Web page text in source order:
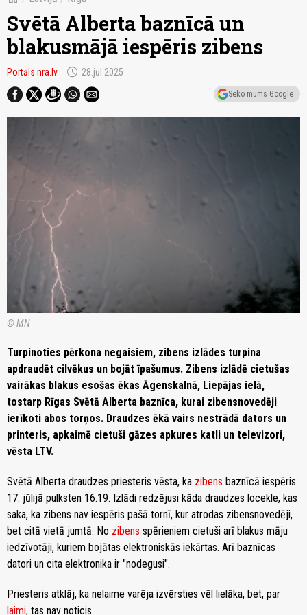
Svētā Alberta baznīcā un
blakusmājā iespēris zibens
Portāls nra.lv schedule 28.jūl 2025
Seko mums Google
© MN
Turpinoties pērkona negaisiem, zibens izlādes turpina
apdraudēt cilvēkus un bojāt īpašumus. Zibens izlādē cietušas
vairākas blakus esošas ēkas Āgenskalnā, Liepājas ielā,
tostarp Rīgas Svētā Alberta baznīca, kurai zibensnovedēji
ierīkoti abos torņos. Draudzes ēkā vairs nestrādā dators un
printeris, apkaimē cietuši gāzes apkures katli un televizori,
vēsta LTV.
Svētā Alberta draudzes priesteris vēsta, ka zibens baznīcā iespēris
17. jūlijā pulksten 16.19. Izlādi redzējusi kāda draudzes locekle, kas
saka, ka zibens nav iespēris pašā tornī, kur atrodas zibensnovedēji,
bet citā vietā jumtā. No zibens spērieniem cietuši arī blakus māju
iedzīvotāji, kuriem bojātas elektroniskās iekārtas. Arī baznīcas
datori un cita elektronika ir "nodegusi".
Priesteris atklāj, ka nelaime varēja izvērsties vēl lielāka, bet, par
laimi, tas nav noticis.